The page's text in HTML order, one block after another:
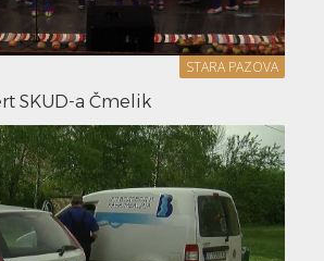
STARA PAZOVA
SKUD-a Čmelik